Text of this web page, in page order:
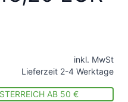
inkl. MwSt
Lieferzeit 2-4 Werktage
AB 50 €